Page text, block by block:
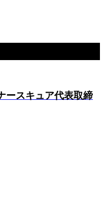
ースキュア代表取締